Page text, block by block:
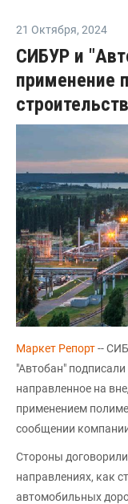
21 Октября, 2024
СИБУР и
применение
Маркет Репорт--
"Автобан"
направленное на
применением
сообщении
Стороны
направлениях, как
автомобильных